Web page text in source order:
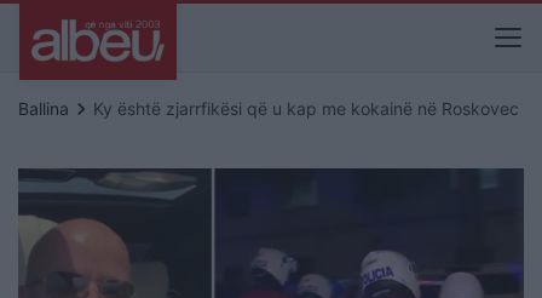
Ballina keyboard_arrow_right Ky është zjarrfikësi që u kap me kokainë në Roskovec